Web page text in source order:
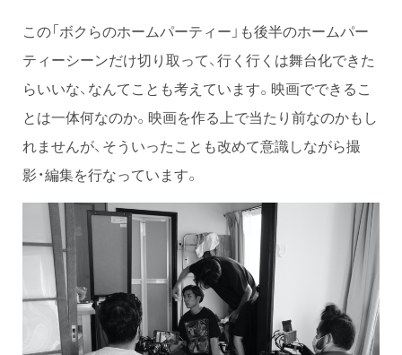
この「ボクらのホームパーティー」も後半のホームパー
ティーシーンだけ切り取って、行く行くは舞台化できた
らいいな、なんてことも考えています。映画でできるこ
とは一体何なのか。映画を作る上で当たり前なのかもし
れませんが、そういったことも改めて意識しながら撮
影・編集を行なっています。